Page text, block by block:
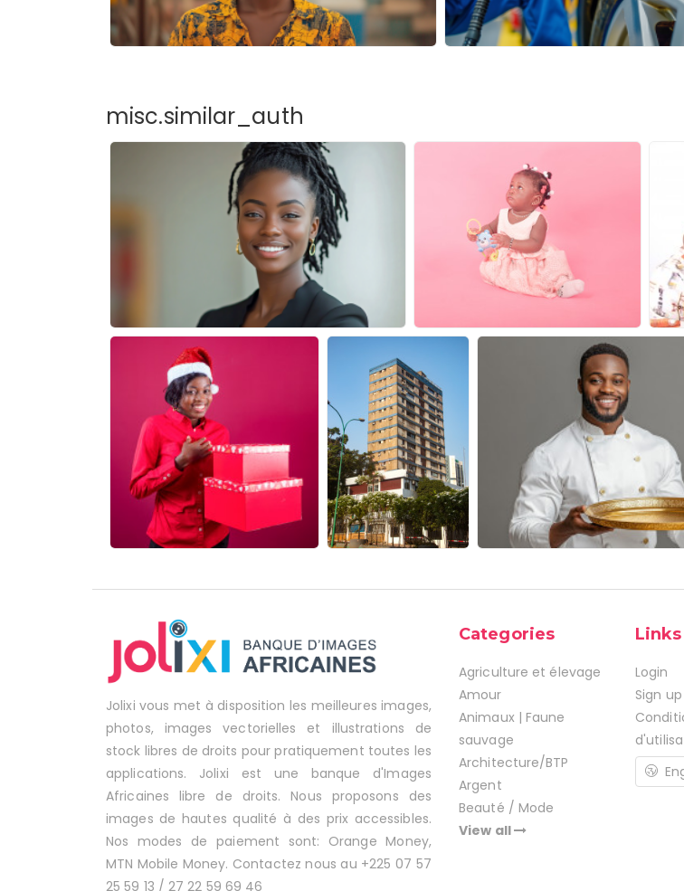
misc.similar_auth
Jolixi vous met à disposition les meilleures images,
photos, images vectorielles et illustrations de
stock libres de droits pour pratiquement toutes les
applications. Jolixi est une banque d'Images
Africaines libre de droits. Nous proposons des
images de hautes qualité à des prix accessibles.
Nos modes de paiement sont: Orange Money,
MTN Mobile Money. Contactez nous au +225 07 57
25 59 13 / 27 22 59 69 46
Categories
Agriculture et élevage
Amour
Animaux | Faune
sauvage
Architecture/BTP
Argent
Beauté / Mode
View all
Links
Login
Sign up